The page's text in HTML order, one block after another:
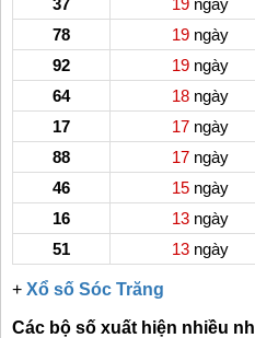
37
19 ngày
78
19 ngày
92
19 ngày
64
18 ngày
17
17 ngày
88
17 ngày
46
15 ngày
16
13 ngày
51
13 ngày
+ Xổ số Sóc Trăng
Các bộ số xuất hiện nhiều